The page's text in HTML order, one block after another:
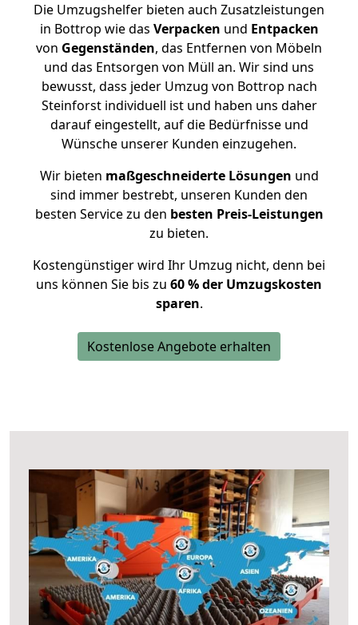
Die Umzugshelfer bieten auch Zusatzleistungen
in Bottrop wie das Verpacken und Entpacken
von Gegenständen, das Entfernen von Möbeln
und das Entsorgen von Müll an. Wir sind uns
bewusst, dass jeder Umzug von Bottrop nach
Steinforst individuell ist und haben uns daher
darauf eingestellt, auf die Bedürfnisse und
Wünsche unserer Kunden einzugehen.
Wir bieten maßgeschneiderte Lösungen und
sind immer bestrebt, unseren Kunden den
besten Service zu den besten Preis-Leistungen
zu bieten.
Kostengünstiger wird Ihr Umzug nicht, denn bei
uns können Sie bis zu 60 % der Umzugskosten
sparen.
Kostenlose Angebote erhalten